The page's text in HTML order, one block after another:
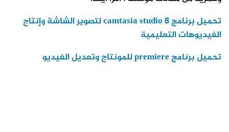
تحميل برنامج camtasia studio 8 لتصوير الشاشة وإنتاج
الفيديوهات التعليمية
تحميل برنامج premiere للمونتاج وتعديل الفيديو